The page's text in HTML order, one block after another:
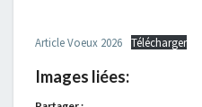
Article Voeux 2026 Télécharger
Images liées: